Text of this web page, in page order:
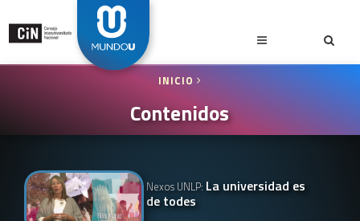
INICIO
Contenidos
Nexos UNLP: La universidad es
de todes